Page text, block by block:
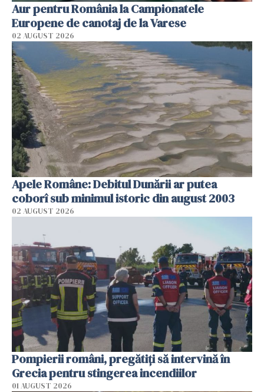
Aur pentru România la Campionatele
Europene de canotaj de la Varese
02 AUGUST 2026
Apele Române: Debitul Dunării ar putea
coborî sub minimul istoric din august 2003
02 AUGUST 2026
Pompierii români, pregătiţi să intervină în
Grecia pentru stingerea incendiilor
01 AUGUST 2026